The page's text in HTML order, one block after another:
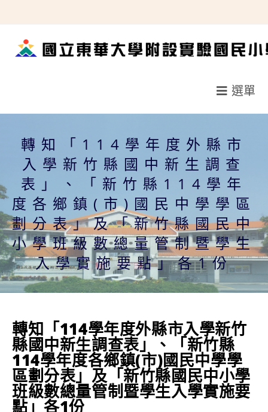
轉
選單
轉知「114學年度外縣市
入學新竹縣國中新生調查
表」、「新竹縣114學年
度各鄉鎮(市)國民中學學區
劃分表」及「新竹縣國民中
小學班級數總量管制暨學生
入學實施要點」各1份
轉知「114學年度外縣市入學新竹
縣國中新生調查表」、「新竹縣
114學年度各鄉鎮(市)國民中學學
區劃分表」及「新竹縣國民中小學
班級數總量管制暨學生入學實施要
點」各1份